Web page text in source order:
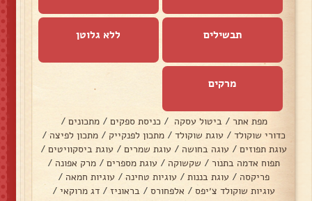
תבשילים ללא גלוטן
מרקים
מפת אתר / ביטול עסקה / כניסת ספקים / מתכונים /
כדורי שוקולד / עוגת שוקולד / מתכון לפנקייק / מתכון לפיצה /
עוגת תפוזים / עוגה בחושה / עוגת שמרים / עוגת ביסקוויטים /
תפוח אדמה בתנור / שקשוקה / עוגת מספרים / מרק אפונה /
פריקסה / עוגת בננות / עוגיות טחינה / עוגיות חמאה /
עוגיות שוקולד צ׳יפס / אלפחורס / בראוניז / דג מרוקאי /